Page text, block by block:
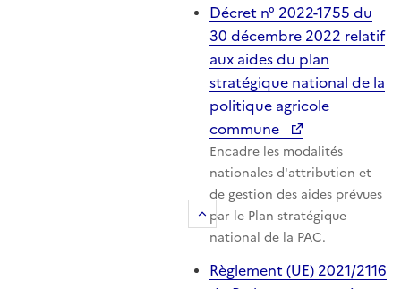
Retour au sommaire
Décret n° 2022-1755 du
30 décembre 2022 relatif
aux aides du plan
stratégique national de la
politique agricole
commune
Encadre les modalités
nationales d'attribution et
de gestion des aides prévues
par le Plan stratégique
national de la PAC.
Règlement (UE) 2021/2116